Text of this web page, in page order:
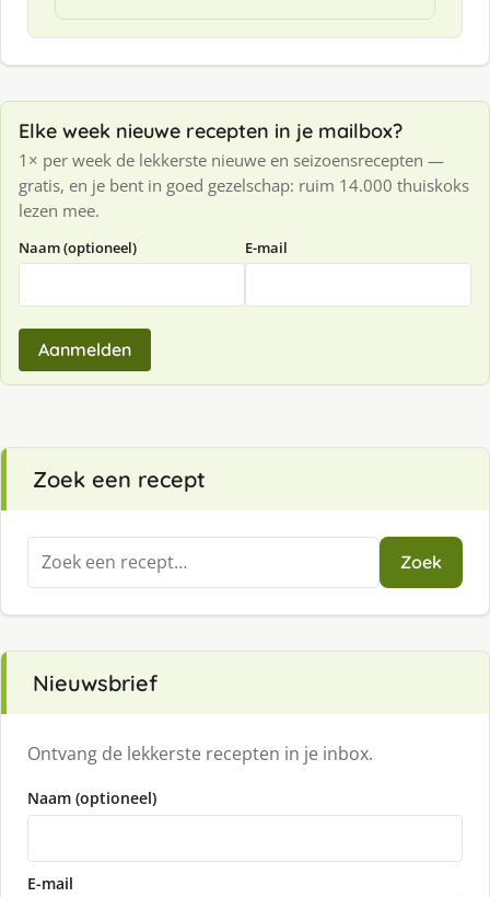
Elke week nieuwe recepten in je mailbox?
1× per week de lekkerste nieuwe en seizoensrecepten —
gratis, en je bent in goed gezelschap: ruim 14.000 thuiskoks
lezen mee.
Naam (optioneel) E-mail
Aanmelden
Zoek een recept
Zoeken
naar:
Zoek
Nieuwsbrief
Ontvang de lekkerste recepten in je inbox.
Naam (optioneel)
E-mail